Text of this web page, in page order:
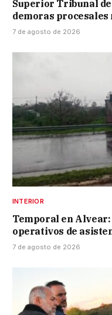
Superior Tribunal
demoras
7 de agosto de 2026
INTERIOR
Temporal en
operativos de
7 de agosto de 2026